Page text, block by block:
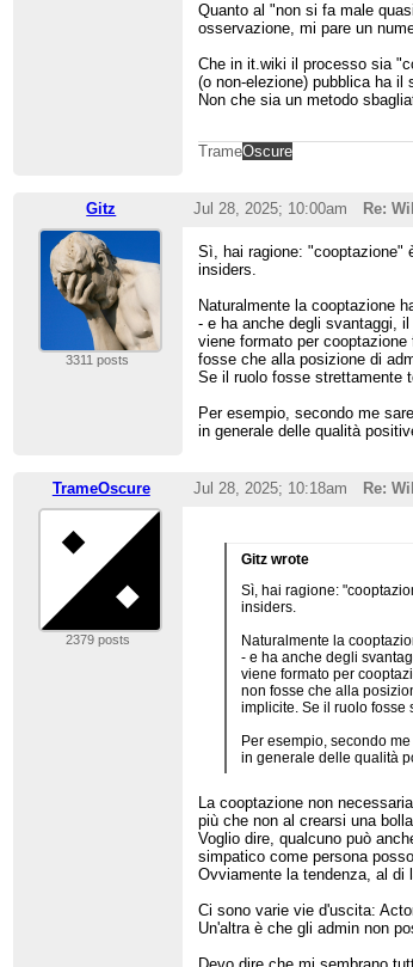
Quanto al "non si fa male
osservazione, mi pare un
Che in it.wiki il processo sia
(o non-elezione) pubblica ha
Non che sia un metodo
TrameOscure
Gitz Jul 28, 2025; 10:00am Re:
3311 posts
Sì, hai ragione: "cooptazione"
insiders.
Naturalmente la cooptazione
- e ha anche degli svantaggi,
viene formato per
fosse che alla posizione di
Se il ruolo fosse strettamente
Per esempio, secondo me
in generale delle qualità
TrameOscure Jul 28, 2025; 10:18am Re:
2379 posts
Gitz wrote
Sì, hai ragione:
insiders.
Naturalmente la
- e ha anche degli
viene formato per
non fosse che alla
implicite. Se il ruolo fosse
Per esempio, secondo
in generale delle qualità
La cooptazione non
più che non al crearsi una
Voglio dire, qualcuno può
simpatico come persona
Ovviamente la tendenza, al di
Ci sono varie vie d'uscita:
Un'altra è che gli admin non